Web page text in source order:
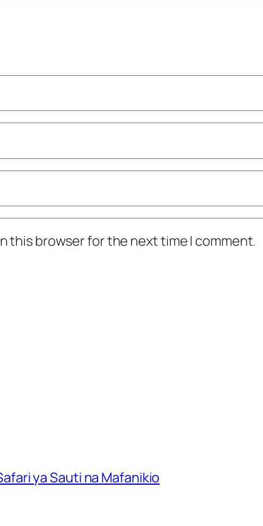
this browser for the next time I comment.
ya Sauti na Mafanikio